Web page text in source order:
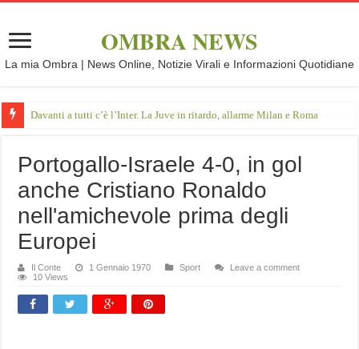
OMBRA NEWS
La mia Ombra | News Online, Notizie Virali e Informazioni Quotidiane
Davanti a tutti c’è l’Inter. La Juve in ritardo, allarme Milan e Roma
Portogallo-Israele 4-0, in gol
anche Cristiano Ronaldo
nell'amichevole prima degli
Europei
Il Conte 1 Gennaio 1970 Sport
Leave a comment
10 Views